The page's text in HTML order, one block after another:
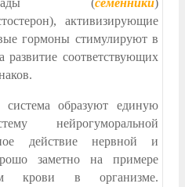
активизирующие
гормоны стимулируют в
развитие соответствующих
образуют единую
нейрогуморальной
действие нервной и
заметно на примере
крови в организме.